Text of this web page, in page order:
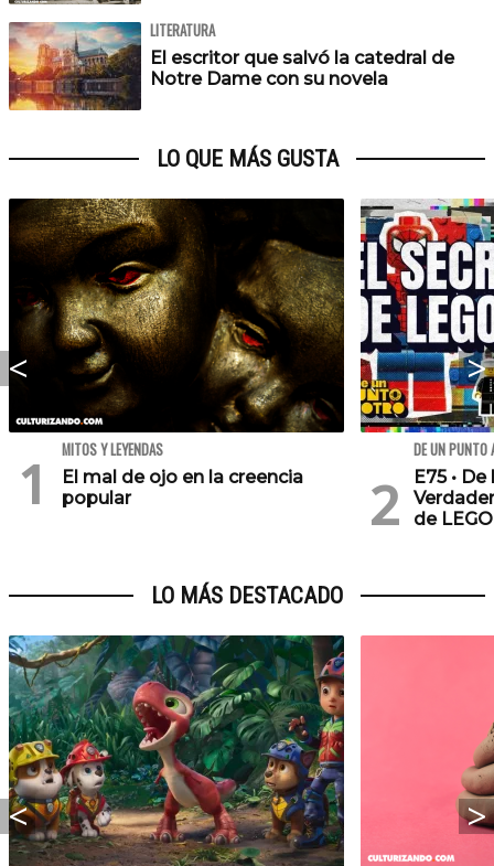
LITERATURA
El escritor que salvó la catedral de
Notre Dame con su novela
LO QUE MÁS GUSTA
MITOS Y LEYENDAS
El mal de ojo en la creencia
popular
DE UN PUNTO
E75 •
de
LO MÁS DESTACADO